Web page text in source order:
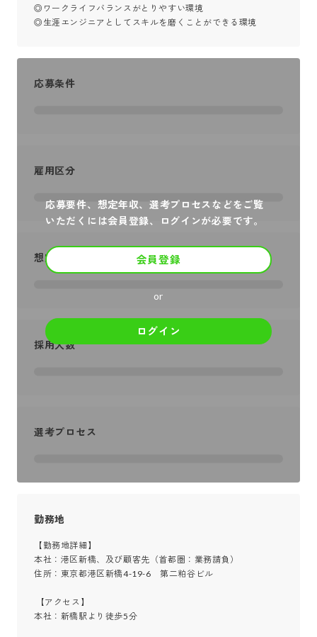
◎ワークライフバランスがとりやすい環境
◎生涯エンジニアとしてスキルを磨くことができる環境
応募要件、想定年収、選考プロセスなどをご覧
いただくには会員登録、ログインが必要です。
会員登録
or
ログイン
応募条件
雇用区分
想定年収
採用人数
選考プロセス
勤務地
【勤務地詳細】
本社：港区新橋、及び顧客先（首都圏：業務請負）
住所：東京都港区新橋4-19-6　第二粕谷ビル
本社：新橋駅より徒歩5分